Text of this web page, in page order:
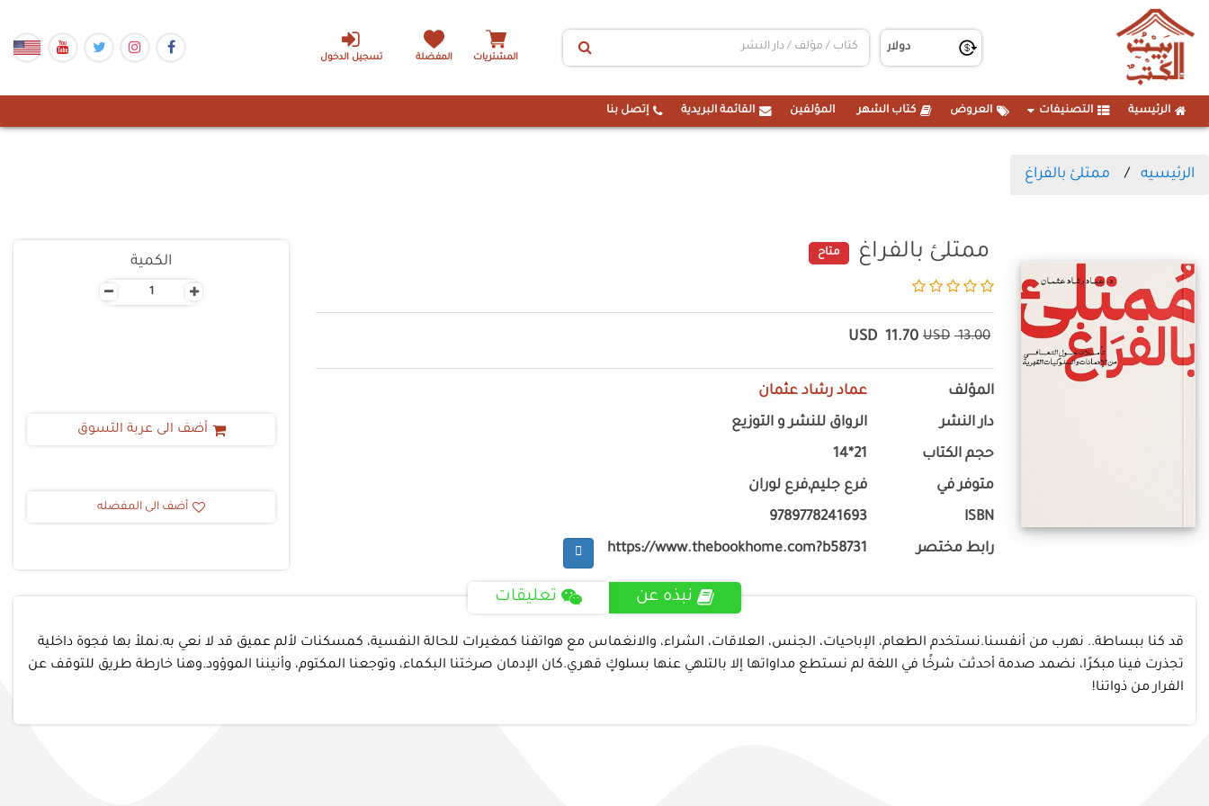
تسجيل الدخول المشتريات المفضلة
الرئيسية التصنيفات العروض كتاب الشهر المؤلفين القائمة البريدية إتصل بنا
الرئيسيه ممتلئ بالفراغ
ممتلئ بالفراغ متاح
13.00
USD
11.70
USD
المؤلف عماد رشاد عثمان
دار النشر الرواق للنشر و التوزيع
حجم الكتاب 21*14
متوفر في فرع جليم,فرع لوران
ISBN
9789778241693
رابط مختصر https://www.thebookhome.com?b58731
الكمية
- +
أضف الى عربة التسوق
أضف الى المفضله
نبذه عن تعليقات
قد كنا ببساطة.. نهرب من أنفسنا.نستخدم الطعام، الإباحيات، الجنس، العلاقات، الشراء، والانغماس مع هواتفنا كمغيرات للحالة النفسية، كمسكنات لألم عميق قد لا نعي به.نملأ بها فجوة داخلية
تجذرت فينا مبكرًا، نضمد صدمة أحدثت شرخًا في اللغة لم نستطع مداواتها إلا بالتلهي عنها بسلوكٍ قهري.كان الإدمان صرختنا البكماء، وتوجعنا المكتوم، وأنيننا الموؤود.وهنا خارطة طريق للتوقف عن
الفرار من ذواتنا!